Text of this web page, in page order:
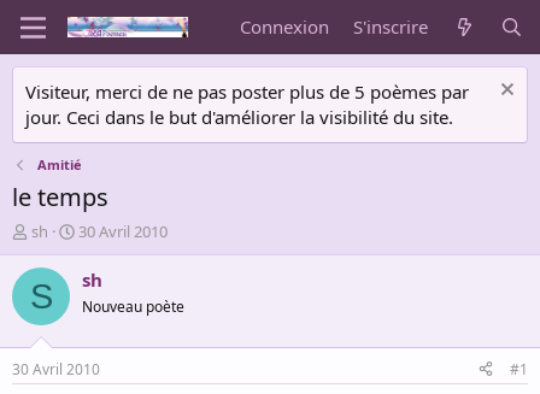
Connexion S'inscrire
Visiteur, merci de ne pas poster plus de 5 poèmes par
jour. Ceci dans le but d'améliorer la visibilité du site.
Amitié
le temps
A
u
t
e
r
d
e
sh
D
a
t
d
d
é
30 Avril 2010
S sh
Nouveau poète
30 Avril 2010 #1